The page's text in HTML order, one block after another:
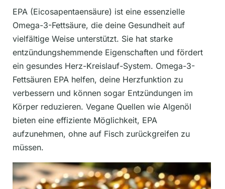
EPA (Eicosapentaensäure) ist eine essenzielle
Omega-3-Fettsäure, die deine Gesundheit auf
vielfältige Weise unterstützt. Sie hat starke
entzündungshemmende Eigenschaften und fördert
ein gesundes Herz-Kreislauf-System. Omega-3-
Fettsäuren EPA helfen, deine Herzfunktion zu
verbessern und können sogar Entzündungen im
Körper reduzieren. Vegane Quellen wie Algenöl
bieten eine effiziente Möglichkeit, EPA
aufzunehmen, ohne auf Fisch zurückgreifen zu
müssen.